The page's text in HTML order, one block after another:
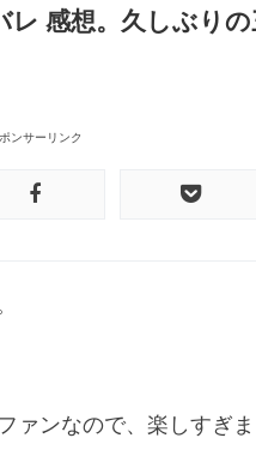
感想。久しぶりの
ンサーリンク
ァンなので、楽しすぎま